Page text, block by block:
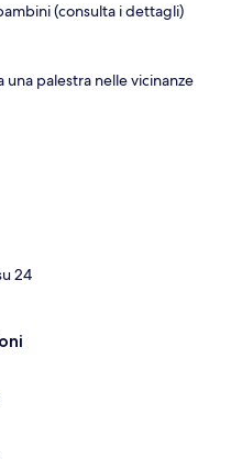
(consulta i dettagli)
una palestra nelle vicinanze
24